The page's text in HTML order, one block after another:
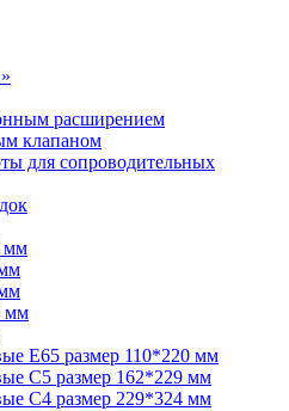
расширением
клапаном
для сопроводительных
мм
мм
E65 размер 110*220 мм
C5 размер 162*229 мм
C4 размер 229*324 мм